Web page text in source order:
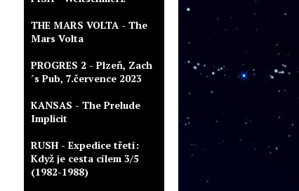
THE MARS VOLTA - The
Mars Volta
PROGRES 2 - Plzeň, Zach
´s Pub, 7.července 2023
KANSAS - The Prelude
Implicit
RUSH - Expedice třetí:
Když je cesta cílem 3/5
(1982-1988)